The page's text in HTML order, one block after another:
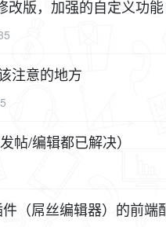
版，加强的自定义功能
注意的地方
帖/编辑都已解决）
（屌丝编辑器）的前端